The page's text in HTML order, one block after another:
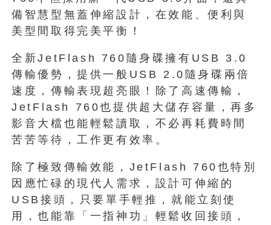
備智慧型無蓋伸縮設計，在效能、便利與
美型間取得完美平衡！
全新JetFlash 760隨身碟擁有USB 3.0
傳輸優勢，提供一般USB 2.0隨身碟兩倍
速度，傳輸表現超亮眼！除了高速傳輸，
JetFlash 760也提供超大儲存容量，再多
影音大檔也能輕鬆讀取，不必再耗費時間
苦苦等待，工作更有效率。
除了極致傳輸效能，JetFlash 760也特別
因應忙碌的現代人需求，設計可伸縮的
USB接頭，只要單手輕推，就能立刻使
用，也能靠「一指神功」輕鬆收回接頭，